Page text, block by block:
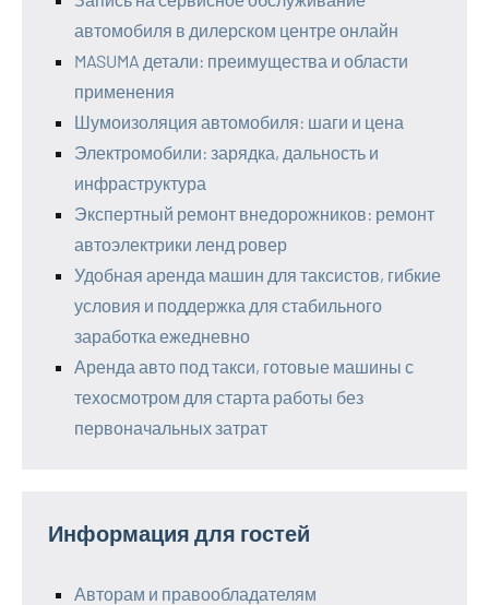
автомобиля в дилерском центре онлайн
MASUMA детали: преимущества и области
применения
Шумоизоляция автомобиля: шаги и цена
Электромобили: зарядка, дальность и
инфраструктура
Экспертный ремонт внедорожников: ремонт
автоэлектрики ленд ровер
Удобная аренда машин для таксистов, гибкие
условия и поддержка для стабильного
заработка ежедневно
Аренда авто под такси, готовые машины с
техосмотром для старта работы без
первоначальных затрат
Информация для гостей
Авторам и правообладателям